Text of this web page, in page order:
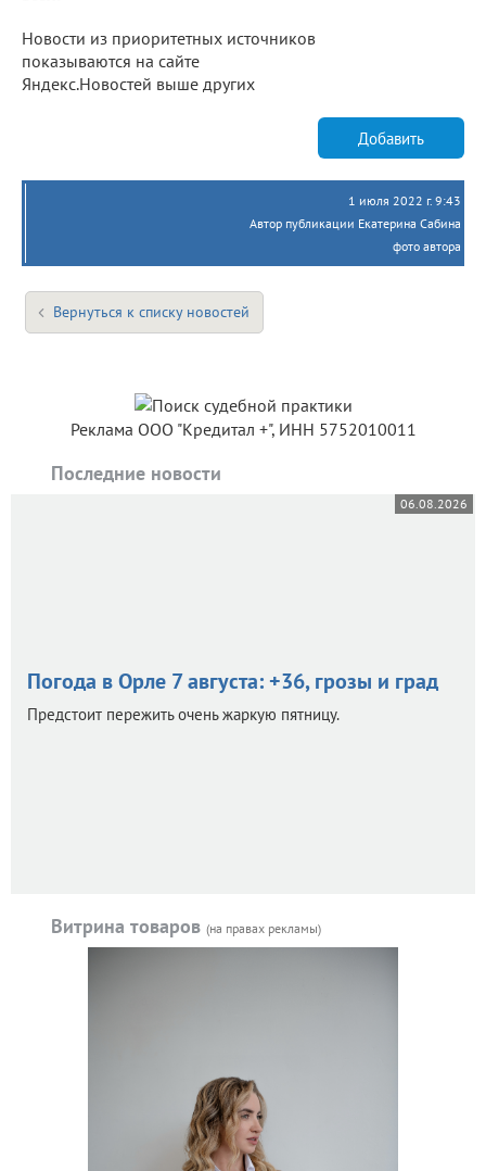
Новости из приоритетных источников
показываются на сайте
Яндекс.Новостей выше других
Добавить
1 июля 2022 г. 9:43
Автор публикации Екатерина Сабина
фото автора
Вернуться к списку новостей
Реклама ООО "Кредитал +", ИНН 5752010011
Последние новости
06.08.2026
Погода в Орле 7 августа: +36, грозы и град
Предстоит пережить очень жаркую пятницу.
Витрина товаров (на правах рекламы)